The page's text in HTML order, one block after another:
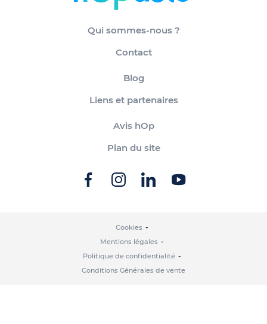
Qui sommes-nous ?
Contact
Blog
Liens et partenaires
Avis hOp
Plan du site
Cookies
Mentions légales
Politique de confidentialité
Conditions Générales de vente